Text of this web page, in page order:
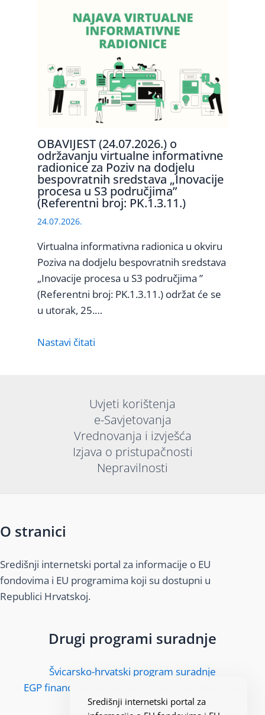
OBAVIJEST (24.07.2026.) o
održavanju virtualne informativne
radionice za Poziv na dodjelu
bespovratnih sredstava „Inovacije
procesa u S3 područjima”
(Referentni broj: PK.1.3.11.)
24.07.2026.
Virtualna informativna radionica u okviru
Poziva na dodjelu bespovratnih sredstava
„Inovacije procesa u S3 područjima ”
(Referentni broj: PK.1.3.11.) održat će se
u utorak, 25.…
Nastavi čitati
Uvjeti korištenja
e-Savjetovanja
Vrednovanja i izvješća
Izjava o pristupačnosti
Nepravilnosti
O stranici
Središnji internetski portal za informacije o EU
fondovima i EU programima koji su dostupni u
Republici Hrvatskoj.
Drugi programi suradnje
Švicarsko-hrvatski program suradnje
EGP financijski mehanizam i Norveški financijski
mehanizam
Središnji internetski portal za